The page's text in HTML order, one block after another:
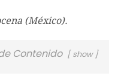
(México).
Contenido show